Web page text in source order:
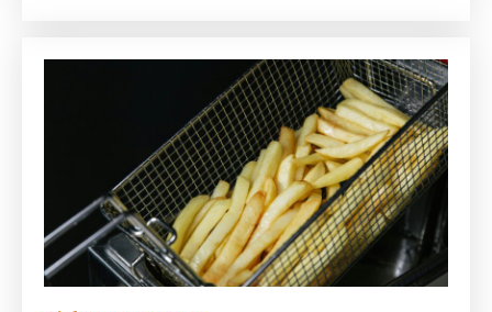
upgrade
of
onnodige
extra?